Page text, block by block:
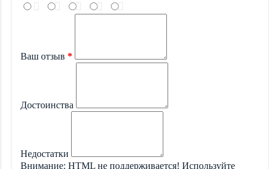
Ваш отзыв
Достоинства
Недостатки
Внимание: HTML не поддерживается! Используйте